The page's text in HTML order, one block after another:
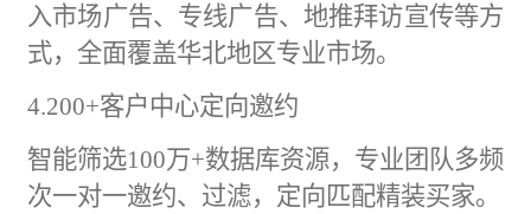
入市场广告、专线广告、地推拜访宣传等方
式，全面覆盖华北地区专业市场。
4.200+客户中心定向邀约
智能筛选100万+数据库资源，专业团队多频
次一对一邀约、过滤，定向匹配精装买家。